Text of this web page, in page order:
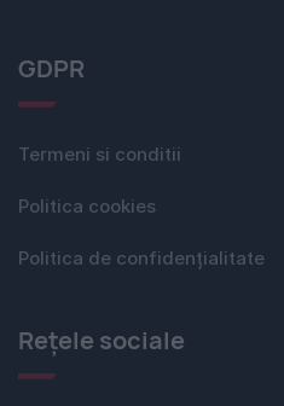
GDPR
Termeni si conditii
Politica cookies
Politica de confidențialitate
Rețele sociale